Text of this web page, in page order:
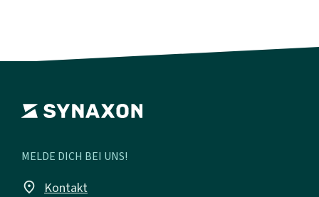
MELDE DICH BEI UNS!
place Kontakt